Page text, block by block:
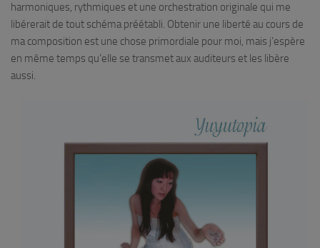
harmoniques, rythmiques et une orchestration originale qui me
libérerait de tout schéma préétabli. Obtenir une liberté au cours de
ma composition est une chose primordiale pour moi, mais j’espère
en même temps qu’elle se transmet aux auditeurs et les libère
aussi.